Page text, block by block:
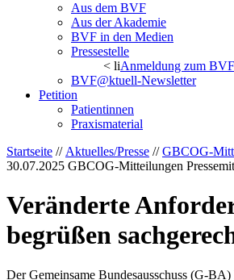
Aus dem BVF
Aus der Akademie
BVF in den Medien
Pressestelle
< liAnmeldung zum
BVF@ktuell-Newsletter
Petition
Patientinnen
Praxismaterial
Startseite // Aktuelles/Presse //GBCOG-
30.07.2025 GBCOG-Mitteilungen
Veränderte
begrüßen
Der Gemeinsame Bundesausschuss (G-